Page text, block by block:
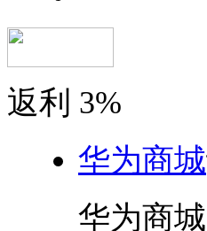
返利 3%
华为商城
华为商